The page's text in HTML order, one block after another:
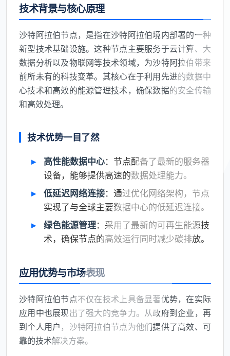
技术背景与核心原理
沙特阿拉伯节点，是指在沙特阿拉伯境内部署的一种
新型技术基础设施。这种节点主要服务于云计算、大
数据分析以及物联网等技术领域，为沙特阿拉伯带来
前所未有的科技变革。其核心在于利用先进的数据中
心技术和高效的能源管理技术，确保数据的安全传输
和高效处理。
技术优势一目了然
高性能数据中心：节点配备了最新的服务器
设备，能够提供高速的数据处理能力。
低延迟网络连接：通过优化网络架构，节点
实现了与全球主要数据中心的低延迟连接。
绿色能源管理：采用了最新的可再生能源技
术，确保节点的高效运行同时减少碳排放。
应用优势与市场表现
沙特阿拉伯节点不仅在技术上具备显著优势，在实际
应用中也展现出了强大的竞争力。从政府到企业，再
到个人用户，沙特阿拉伯节点为他们提供了高效、可
靠的技术解决方案。